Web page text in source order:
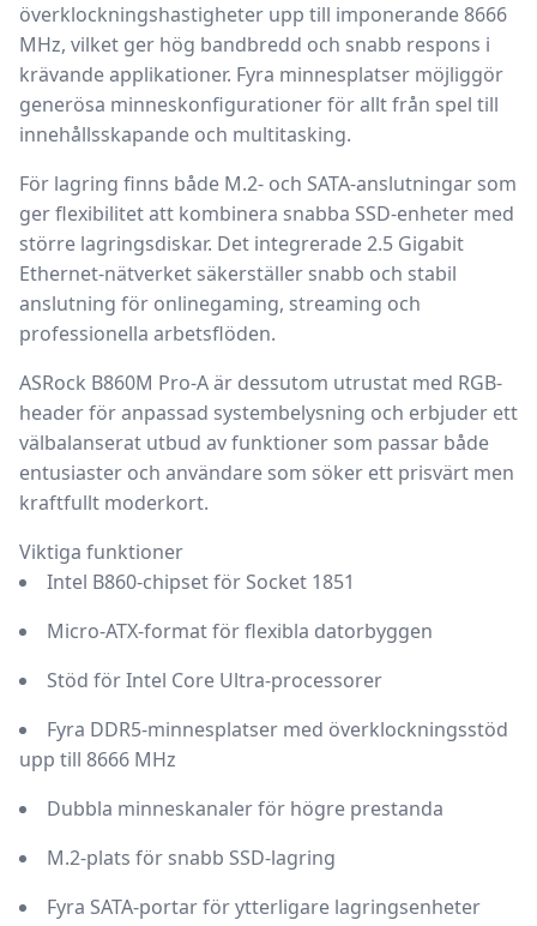
överklockningshastigheter upp till imponerande 8666
MHz, vilket ger hög bandbredd och snabb respons i
krävande applikationer. Fyra minnesplatser möjliggör
generösa minneskonfigurationer för allt från spel till
innehållsskapande och multitasking.
För lagring finns både M.2- och SATA-anslutningar som
ger flexibilitet att kombinera snabba SSD-enheter med
större lagringsdiskar. Det integrerade2.5 Gigabit
Ethernet-nätverket säkerställer snabb och stabil
anslutning för onlinegaming, streaming och
professionella arbetsflöden.
ASRock B860M Pro-A är dessutom utrustat med RGB-
header för anpassad systembelysning och erbjuder ett
välbalanserat utbud av funktioner som passar både
entusiaster och användare som söker ett prisvärt men
kraftfullt moderkort.
Viktiga funktioner
Intel B860-chipset för Socket 1851
Micro-ATX-format för flexibla datorbyggen
Stöd för Intel Core Ultra-processorer
Fyra DDR5-minnesplatser med överklockningsstöd
upp till 8666 MHz
Dubbla minneskanaler för högre prestanda
M.2-plats för snabb SSD-lagring
Fyra SATA-portar för ytterligare lagringsenheter